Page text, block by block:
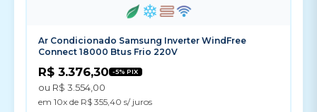
Ar Condicionado Samsung Inverter WindFree
Connect 18000 Btus Frio 220V
R$ 3.376,30 -5% PIX
ou R$ 3.554,00
em 10x de R$ 355,40 s/ juros